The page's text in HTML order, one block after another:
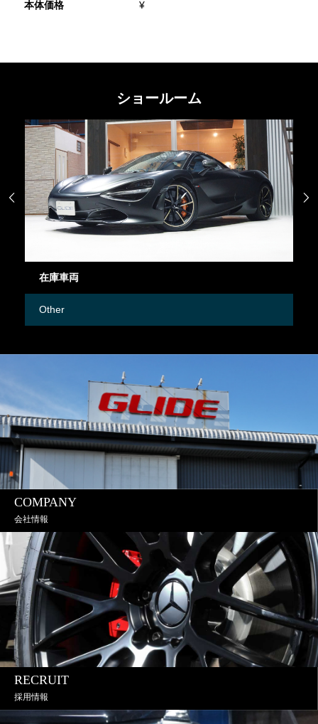
本体価格 ¥
ショールーム
在庫車両
Other
 
COMPANY
会社情報
RECRUIT
採用情報